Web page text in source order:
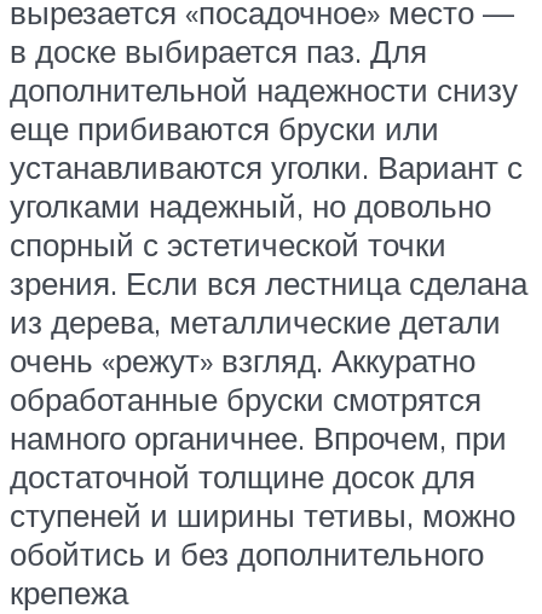
вырезается «посадочное» место —
в доске выбирается паз. Для
дополнительной надежности снизу
еще прибиваются бруски или
устанавливаются уголки. Вариант с
уголками надежный, но довольно
спорный с эстетической точки
зрения. Если вся лестница сделана
из дерева, металлические детали
очень «режут» взгляд. Аккуратно
обработанные бруски смотрятся
намного органичнее. Впрочем, при
достаточной толщине досок для
ступеней и ширины тетивы, можно
обойтись и без дополнительного
крепежа